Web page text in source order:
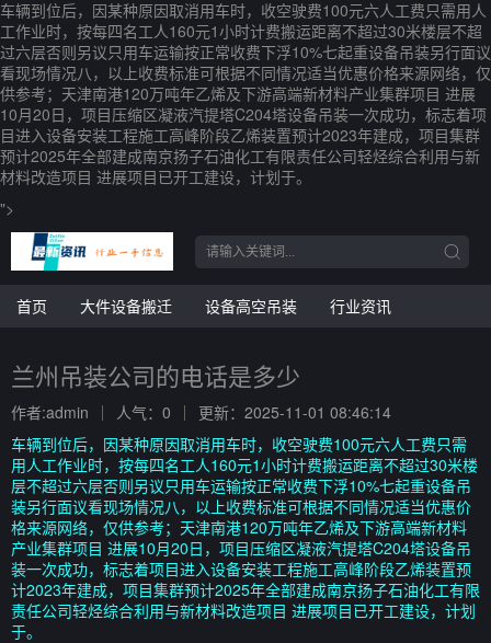
车辆到位后，因某种原因取消用车时，收空驶费100元六人工费只需用人
工作业时，按每四名工人160元1小时计费搬运距离不超过30米楼层不超
过六层否则另议只用车运输按正常收费下浮10%七起重设备吊装另行面议
看现场情况八，以上收费标准可根据不同情况适当优惠价格来源网络，仅
供参考；天津南港120万吨年乙烯及下游高端新材料产业集群项目 进展
10月20日，项目压缩区凝液汽提塔C204塔设备吊装一次成功，标志着项
目进入设备安装工程施工高峰阶段乙烯装置预计2023年建成，项目集群
预计2025年全部建成南京扬子石油化工有限责任公司轻烃综合利用与新
材料改造项目 进展项目已开工建设，计划于。
">
首页 大件设备搬迁 设备高空吊装 行业资讯
兰州吊装公司的电话是多少
作者:admin 人气：0
更新：2025-11-01 08:46:14
车辆到位后，因某种原因取消用车时，收空驶费100元六人工费只需
用人工作业时，按每四名工人160元1小时计费搬运距离不超过30米楼
层不超过六层否则另议只用车运输按正常收费下浮10%七起重设备吊
装另行面议看现场情况八，以上收费标准可根据不同情况适当优惠价
格来源网络，仅供参考；天津南港120万吨年乙烯及下游高端新材料
产业集群项目 进展10月20日，项目压缩区凝液汽提塔C204塔设备吊
装一次成功，标志着项目进入设备安装工程施工高峰阶段乙烯装置预
计2023年建成，项目集群预计2025年全部建成南京扬子石油化工有限
责任公司轻烃综合利用与新材料改造项目 进展项目已开工建设，计划
于。